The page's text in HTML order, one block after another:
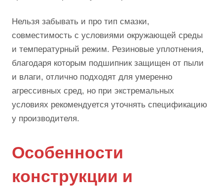
Нельзя забывать и про тип смазки,
совместимость с условиями окружающей среды
и температурный режим. Резиновые уплотнения,
благодаря которым подшипник защищен от пыли
и влаги, отлично подходят для умеренно
агрессивных сред, но при экстремальных
условиях рекомендуется уточнять спецификацию
у производителя.
Особенности
конструкции и